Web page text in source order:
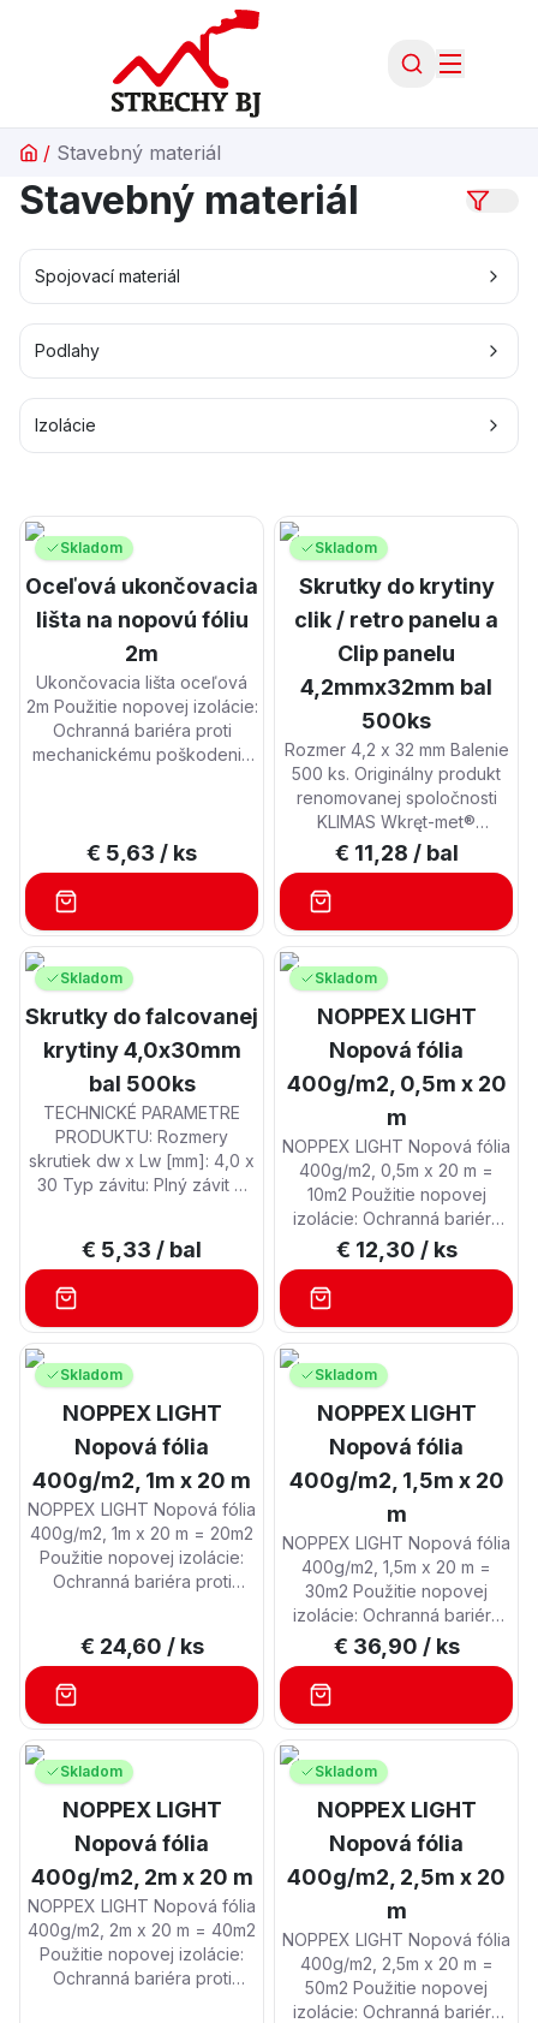
/ Stavebný materiál
Stavebný materiál
Spojovací materiál
Podlahy
Izolácie
Skladom
Oceľová ukončovacia
lišta na nopovú fóliu
2m
Ukončovacia lišta oceľová
2m Použitie nopovej izolácie:
Ochranná bariéra proti
mechanickému poškodeniu
stavieb proti vlhkosti. Rýchle
odvádzanie stekajúcej vody
od základov alebo stavebnej
konštrukcie, čím sa zamedzí
pôsobeniu tlakovej vody na
stavebnú konštrukciu.
Vytvorenie účinného
vetracieho priestoru medzi
konštrukciou a terénom.
Náhrada klasickej
prímurovky ku základom
stavby. Protiradonová
bariéra umožnujúca
odvetranie radonových
plynov. Náhrada
zaťaženie. Ochrana
podzemnej stavby proti
prerastujúcim koreňom.
Možnosť zakladania záhrad
Drenáž v tuneloch atď.
€ 5,63 / ks
Skladom
Skrutky do krytiny
clik / retro panelu a
Clip panelu
4,2mmx32mm bal
500ks
Rozmer 4,2 x 32 mm Balenie
500 ks. Originálny produkt
renomovanej spoločnosti
KLIMAS Wkręt-met®
Pozinkovaná skrutka s
plochou hlavou pre krížový
bit. Pre montáž krytiny Click
Retro panel Clip a ďalšie
nepoužívajte bežné skrutky
s kónickou hlavou alebo iné
skrutky s malým priemerom
hlavy. Skrutky s
nedostatočne plochou a
oblou hlavou budú pri
rozťažnosti plechu zospodu
trieť o plech čo zníži jeho
€ 11,28 / bal
Skladom
Skrutky do falcovanej
krytiny 4,0x30mm
bal 500ks
TECHNICKÉ PARAMETRE
PRODUKTU: Rozmery
skrutiek dw x Lw [mm]: 4,0 x
30 Typ závitu: Plný závit ֎
Oceľ
€ 5,33 / bal
Skladom
NOPPEX LIGHT
Nopová fólia
400g/m2, 0,5m x 20
m
NOPPEX LIGHT Nopová fólia
400g/m2, 0,5m x 20 m =
10m2 Použitie nopovej
izolácie: Ochranná bariéra
proti mechanickému
poškodeniu živičných
izolácií. Účinná a trvanlivá
izolácia podzemných a
pozemných stavieb proti
vlhkosti. Rýchle odvádzanie
stekajúcej vody od základov
alebo stavebnej konštrukcie,
čím sa zamedzí pôsobeniu
tlakovej vody na stavebnú
konštrukciu. Vytvorenie
účinného vetracieho
a terénom. Náhrada klasickej
prímurovky ku základom
stavby.
€ 12,30 / ks
Skladom
NOPPEX LIGHT
Nopová fólia
400g/m2, 1m x 20 m
NOPPEX LIGHT Nopová fólia
400g/m2, 1m x 20 m = 20m2
Použitie nopovej izolácie:
Ochranná bariéra proti
trvanlivá izolácia
podzemných a pozemných
stavieb proti vlhkosti. Rýchle
odvádzanie stekajúcej vody
od základov alebo stavebnej
konštrukcie, čím sa zamedzí
pôsobeniu tlakovej vody na
stavebnú konštrukciu.
Vytvorenie účinného
vetracieho priestoru medzi
konštrukciou a terénom.
Náhrada klasickej
prímurovky ku základom
stavby.
€ 24,60 / ks
Skladom
NOPPEX LIGHT
Nopová fólia
400g/m2, 1,5m x 20
m
NOPPEX LIGHT Nopová fólia
400g/m2, 1,5m x 20 m =
30m2 Použitie nopovej
izolácie: Ochranná bariéra
proti mechanickému
poškodeniu živičných
izolácií. Účinná a trvanlivá
izolácia podzemných a
pozemných stavieb proti
vlhkosti. Rýchle odvádzanie
stekajúcej vody od základov
alebo stavebnej konštrukcie,
čím sa zamedzí pôsobeniu
tlakovej vody na stavebnú
konštrukciu. Vytvorenie
účinného vetracieho
a terénom. Náhrada klasickej
prímurovky ku základom
stavby.
€ 36,90 / ks
Skladom
NOPPEX LIGHT
Nopová fólia
400g/m2, 2m x 20 m
NOPPEX LIGHT Nopová fólia
400g/m2, 2m x 20 m = 40m2
Použitie nopovej izolácie:
Ochranná bariéra proti
Skladom
NOPPEX LIGHT
Nopová fólia
400g/m2, 2,5m x 20
m
NOPPEX LIGHT Nopová fólia
400g/m2, 2,5m x 20 m =
50m2 Použitie nopovej
izolácie: Ochranná bariéra